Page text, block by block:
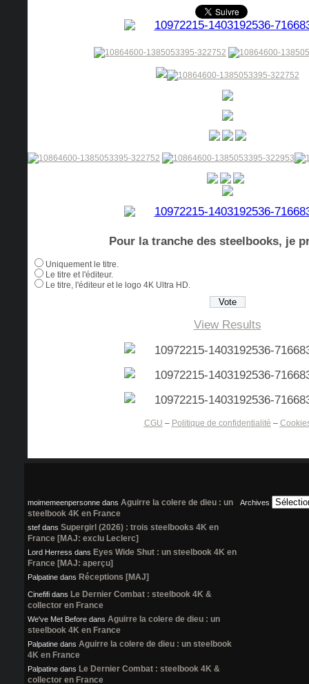
Pour la tranche des steelbooks, je
Uniquement le titre.
Le titre et l'éditeur.
Le titre, l'éditeur et le logo 4K Ultra HD.
View Results
CGU – Politique de confidentialité –
moimemeenpersonne dans Aguirre la colere de dieu : un
steelbook 4K en France
stef dans Supergirl (2026) : trois steelbooks 4K en
France [MAJ: exclu Leclerc]
Lord Herress dans Eyes Wide Shut : un steelbook 4K en
France [MAJ: aperçu]
Palpatine dans Réceptions [MAJ]
Cinefifi dans Le Dernier Combat : steelbook 4K &
collector en France
We've Met Before dans Aguirre la colere de dieu : un
steelbook 4K en France
Palpatine dans Aguirre la colere de dieu : un steelbook
4K en France
Palpatine dans Le Dernier Combat : steelbook 4K &
collector en France
Archives